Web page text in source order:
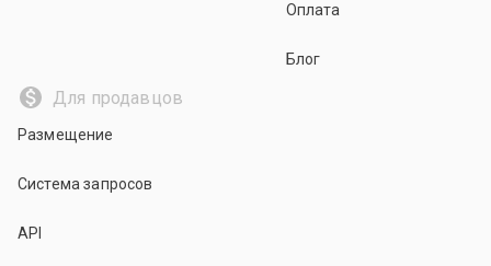
Оплата
Блог
Для продавцов
Размещение
Система запросов
API